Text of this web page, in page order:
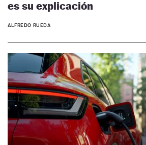
es su explicación
ALFREDO RUEDA